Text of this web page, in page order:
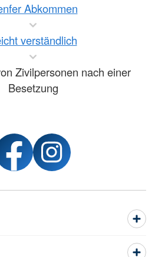
Abkommen
verständlich
Zivilpersonen nach einer
Besetzung